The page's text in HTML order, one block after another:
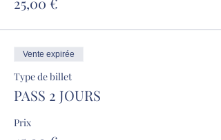
Vente expirée
Type de billet
PASS 2 JOURS
Prix